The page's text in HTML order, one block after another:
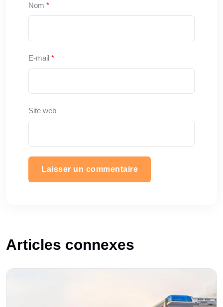
Nom *
E-mail *
Site web
Articles connexes